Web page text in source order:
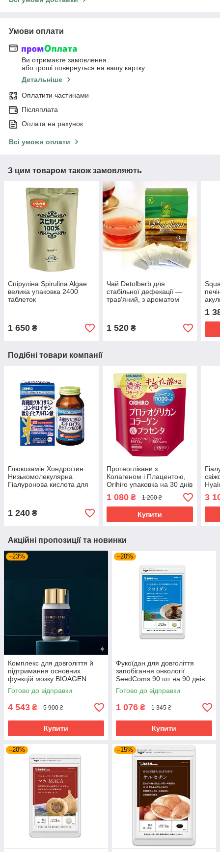
Умови оплати
Ви отримаєте замовлення
або гроші повернуться на вашу картку
Детальніше
Оплатити частинами
Післяплата
Оплата на рахунок
Всі умови оплати
З цим товаром також замовляють
Спіруліна Spirulina Algae
велика упаковка 2400
таблеток
1 650 ₴
Чай Detolberb для
стабільної дефекації —
трав'яний, з ароматом
1 520₴
1
Подібні товари компанії
Глюкозамін Хондроїтин
Низькомолекулярна
Гіалуронова кислота для
1 240 ₴
Протеоглікани з
Колагеном і Плацентою,
Orihiro упаковка на 30 днів
1 080₴ 1 200 ₴
Купити
3
Акційні пропозиції та новинки
–23%
Комплекс для довголіття й
підтримання основних
функцій мозку BIOAGEN
PYRROVITAL NMN 60 капсул
на 30 днів приймання
Готово до відправки
4 543 ₴ 5 900 ₴
Купити
–20%
Фукоїдан для довголіття
запобігання онкології
SeedComs 90 шт на 90 днів
Готово до відправки
1 076 ₴ 1 345 ₴
Купити
–20% –15%